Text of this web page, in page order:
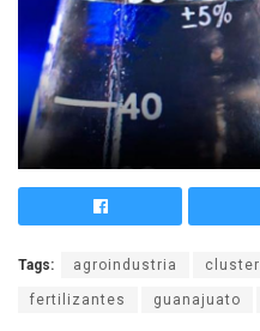
Tags: agroindustria cluster
fertilizantes guanajuato